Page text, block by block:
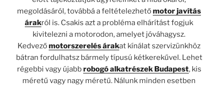
megoldásáról, továbbá a feltételezhetőmotor javítás
árakról is. Csakis azt a probléma elhárítást fogjuk
kivitelezni a motorodon, amelyet jóváhagysz.
Kedvezőmotorszerelés árakat kínálat szervizünkhöz
bátran fordulhatsz bármely típusú kétkerekűvel. Lehet
régebbi vagy újabbrobogó alkatrészek Budapest, kis
méretű vagy nagy méretű. Nálunk minden esetben